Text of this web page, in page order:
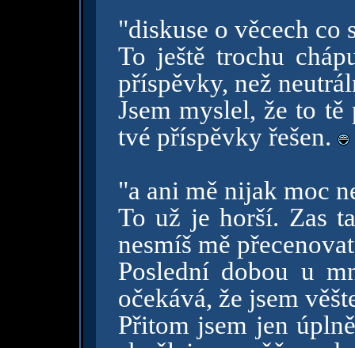
"diskuse o věcech co
To ještě trochu
příspěvky, než
Jsem myslel, že to
tvé příspěvky řešen.
"a ani mě nijak moc
To už je horší. Zas
nesmíš mě
Poslední dobou u
očekává, že jsem
Přitom jsem jen